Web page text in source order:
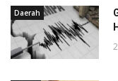
Daerah